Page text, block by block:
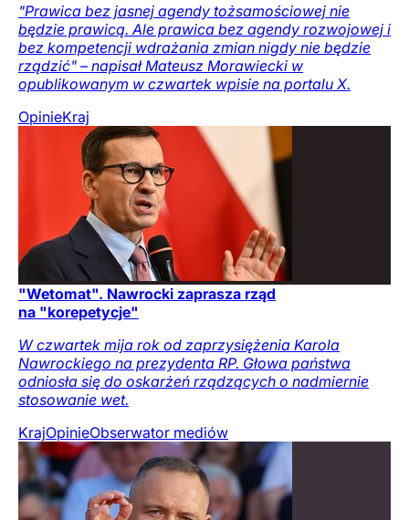
"Prawica bez jasnej agendy tożsamościowej nie
będzie prawicą. Ale prawica bez agendy rozwojowej i
bez kompetencji wdrażania zmian nigdy nie będzie
rządzić" – napisał Mateusz Morawiecki w
opublikowanym w czwartek wpisie na portalu X.
OpinieKraj
"Wetomat". Nawrocki zaprasza rząd
na "korepetycje"
W czwartek mija rok od zaprzysiężenia Karola
Nawrockiego na prezydenta RP. Głowa państwa
odniosła się do oskarżeń rządzących o nadmiernie
stosowanie wet.
KrajOpinieObserwator mediów